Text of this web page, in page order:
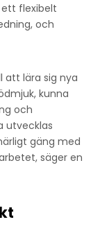
flexibelt
och
att lära sig nya
kunna
och
utvecklas
gäng med
säger en